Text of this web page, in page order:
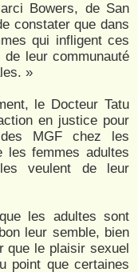
Bowers, de San
constater que dans
qui infligent ces
leur communauté
»
le Docteur Tatu
en justice pour
des MGF chez les
les femmes adultes
veulent de leur
les adultes sont
leur semble, bien
que le plaisir sexuel
point que certaines